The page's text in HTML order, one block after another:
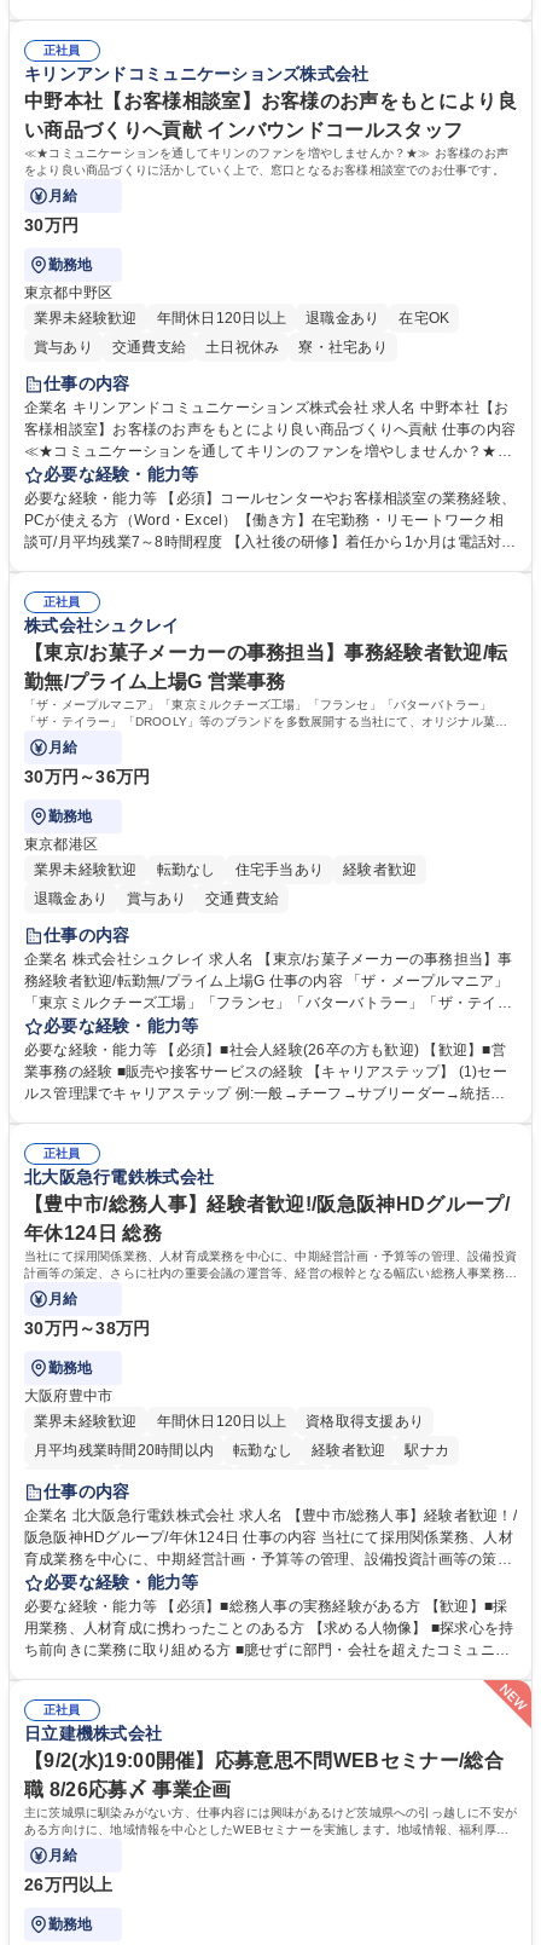
生に関する業務等■健康診断、産業医面談、休職・復職手続き等の労務サ
ポート■社内ルールの運用・各種社内案内■その他、拠点運営に関わる管理
部門業務 募集職種 【大阪/総務・人事（労務）担当者】3Dプリンター事
業/NTTデータG/年休129日
アが磨けます。 ◎NTTデータグループであり福利厚生は充実しているとと
もに、働き方改革も推進しています。 学歴・資格 学歴：大学院 大学 高専
短大 専修学校 語学力： 資格：
正社員
キリンアンドコミュニケーションズ株式会社
中野本社【お客様相談室】お客様のお声をもとにより良
い商品づくりへ貢献 インバウンドコールスタッフ
≪★コミュニケーションを通してキリンのファンを増やしませんか？★≫ お客様のお声
をより良い商品づくりに活かしていく上で、窓口となるお客様相談室でのお仕事です。
月給
30万円
勤務地
東京都中野区
業界未経験歓迎
年間休日120日以上 退職金あり
在宅OK
賞与あり
交通費支給 土日祝休み 寮・社宅あり
仕事の内容
企業名 キリンアンドコミュニケーションズ株式会社 求人名 中野本社【お
客様相談室】お客様のお声をもとにより良い商品づくりへ貢献 仕事の内容
≪★コミュニケーションを通してキリンのファンを増やしませんか？★≫
お客様のお声をより良い商品づくりに活かしていく上で、窓口となるお客
様相談室でのお仕事です。 日々お客様からいただくキリングループへのご
意見を、企業活動に活かしています。お客様からの声に迅速かつ誠意をも
って対応、情報提供するとともにグループ内活動に反映しています。 【具
平均100件前後■メール・手紙：同上40件前後 募集職種 中野本社【お客様
相談室】お客様のお声をもとにより良い商品づくりへ貢献
必要な経験・能力等
必要な経験・能力等 【必須】コールセンターやお客様相談室の業務経験、
PCが使える方（Word・Excel）【働き方】在宅勤務・リモートワーク相
談可/月平均残業7～8時間程度 【入社後の研修】着任から1か月は電話対応
すのでご安心ください。 【当社について】キリングループの広報機能を担
う会社として、お客様との出会いを大切にし、磨き上げたホスピタリティ
を込めてコミュニケーションをとりながら広報関連業務を行っておりま
す。 学歴・資格 学歴：大学院 大学 高専 短大 専修学校 高校 語学力： 資
格：
正社員
株式会社シュクレイ
【東京/お菓子メーカーの事務担当】事務経験者歓迎/転
勤無/プライム上場G 営業事務
「ザ・メープルマニア」「東京ミルクチーズ工場」「フランセ」「バターバトラー」
「ザ・テイラー」「DROOLY」等のブランドを多数展開する当社にて、オリジナル菓子
ブランド商品の事務業務をお任せいたします。
月給
30万円～36万円
勤務地
東京都港区
業界未経験歓迎
転勤なし 住宅手当あり
経験者歓迎
退職金あり
賞与あり 交通費支給
仕事の内容
企業名 株式会社シュクレイ 求人名 【東京/お菓子メーカーの事務担当】事
務経験者歓迎/転勤無/プライム上場G 仕事の内容 「ザ・メープルマニア」
「東京ミルクチーズ工場」「フランセ」「バターバトラー」「ザ・テイラ
ー」「DROOLY」等のブランドを多数展開する当社にて、オリジナル菓子
ブランド商品の事務業務をお任せいたします。 【具体的な業務内容】 ■店
舗からの発注受付/PC入力業務 ■受電対応(社内/社外) ■商品のマスター登
録 ■日々の売上抽出・報告 ■提携企業への書類送付業務 ■契約書管理業務
必要な経験・能力等
必要な経験・能力等 【必須】■社会人経験(26卒の方も歓迎) 【歓迎】■営
業事務の経験 ■販売や接客サービスの経験 【キャリアステップ】 (1)セー
ルス管理課でキャリアステップ 例:一般→チーフ→サブリーダー→統括リ
や個別面談を通してご自身のキャリアと向き合っていただき、会社として
もバックアップしていきます。 学歴・資格 学歴：大学院 大学 高専 短大
専修学校 高校 語学力： 資格：
正社員
北大阪急行電鉄株式会社
【豊中市/総務人事】経験者歓迎!/阪急阪神HDグループ/
年休124日 総務
当社にて採用関係業務、人材育成業務を中心に、中期経営計画・予算等の管理、設備投資
計画等の策定、さらに社内の重要会議の運営等、経営の根幹となる幅広い総務人事業務全
般を担当していただきます。
月給
30万円～38万円
勤務地
大阪府豊中市
業界未経験歓迎
年間休日120日以上
資格取得支援あり
月平均残業時間20時間以内
転勤なし 経験者歓迎
駅ナカ
退職金あり
土日祝休み
服装自由 昼食補助あり 食事補助あり
仕事の内容
企業名 北大阪急行電鉄株式会社 求人名 【豊中市/総務人事】経験者歓迎！/
阪急阪神HDグループ/年休124日 仕事の内容 当社にて採用関係業務、人材
育成業務を中心に、中期経営計画・予算等の管理、設備投資計画等の策
定、さらに社内の重要会議の運営等、経営の根幹となる幅広い総務人事業
務全般を担当していただきます。 【主な業務内容】 ■採用関係業務および
人材育成(社員研修)業務の推進 ■中期経営計画および予算等の管理 ■設備
投資計画等の策定 ■社内の重要会議の運営 ■その他総務人事業務全般 【入
務人事】経験者歓迎！/阪急阪神HDグループ/年休124日
必要な経験・能力等
必要な経験・能力等 【必須】■総務人事の実務経験がある方 【歓迎】■採
用業務、人材育成に携わったことのある方 【求める人物像】 ■探求心を持
ち前向きに業務に取り組める方 ■臆せずに部門・会社を超えたコミュニケ
る当社で組織の次代を担うネクスト人材として長期的に成長したい方 ■周
囲のメンバーと協調しつつ主体性を持って能動的に業務を推進できる方 学
歴・資格 学歴：大学院 大学 高専 短大 専修学校 高校 語学力： 資格：
正社員
日立建機株式会社
【9/2(水)19:00開催】応募意思不問WEBセミナー/総合
職 8/26応募〆 事業企画
主に茨城県に馴染みがない方、仕事内容には興味があるけど茨城県への引っ越しに不安が
ある方向けに、地域情報を中心としたWEBセミナーを実施します。地域情報、福利厚生
情報等をお伝えします。
月給
26万円以上
勤務地